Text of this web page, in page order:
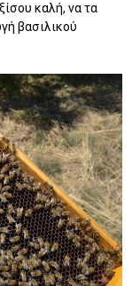
καλή, να τα
βασιλικού